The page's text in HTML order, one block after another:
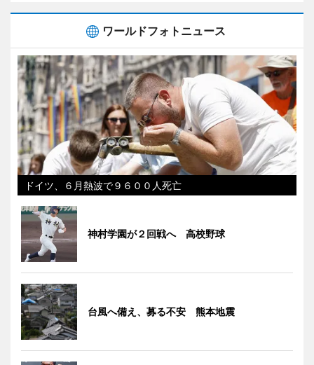
ワールドフォトニュース
ドイツ、６月熱波で９６００人死亡
神村学園が２回戦へ 高校野球
台風へ備え、募る不安 熊本地震